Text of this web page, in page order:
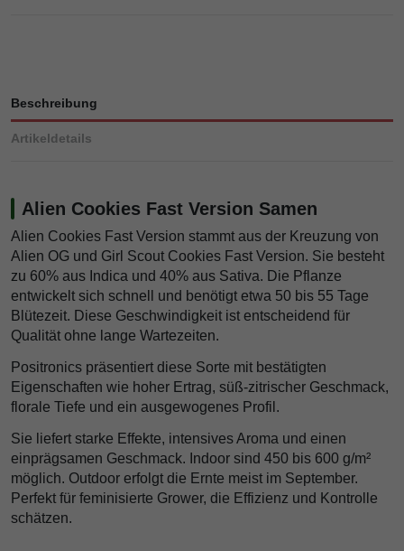
Beschreibung
Artikeldetails
Alien Cookies Fast Version Samen
Alien Cookies Fast Version stammt aus der Kreuzung von
Alien OG und Girl Scout Cookies Fast Version. Sie besteht
zu 60% aus Indica und 40% aus Sativa. Die Pflanze
entwickelt sich schnell und benötigt etwa 50 bis 55 Tage
Blütezeit. Diese Geschwindigkeit ist entscheidend für
Qualität ohne lange Wartezeiten.
Positronics präsentiert diese Sorte mit bestätigten
Eigenschaften wie hoher Ertrag, süß-zitrischer Geschmack,
florale Tiefe und ein ausgewogenes Profil.
Sie liefert starke Effekte, intensives Aroma und einen
einprägsamen Geschmack. Indoor sind 450 bis 600 g/m²
möglich. Outdoor erfolgt die Ernte meist im September.
Perfekt für feminisierte Grower, die Effizienz und Kontrolle
schätzen.